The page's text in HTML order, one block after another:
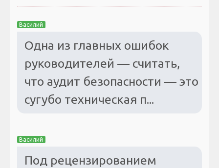
Василий
Одна из главных ошибок
руководителей — считать,
что аудит безопасности — это
сугубо техническая п...
Василий
Под рецензированием